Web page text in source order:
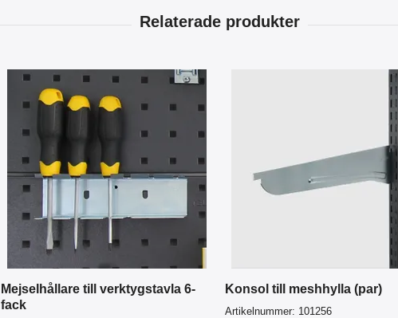
Mejselhållare till verktygstavla 6-
fack
Konsol till meshhylla (par)
Artikelnummer: 101256